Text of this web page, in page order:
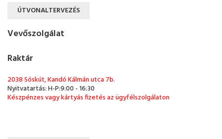
ÚTVONALTERVEZÉS
Vevőszolgálat
Raktár
2038 Sóskút, Kandó Kálmán utca 7b.
Nyitvatartás: H-P:9:00 - 16:30
Készpénzes vagy kártyás fizetés az ügyfélszolgálaton